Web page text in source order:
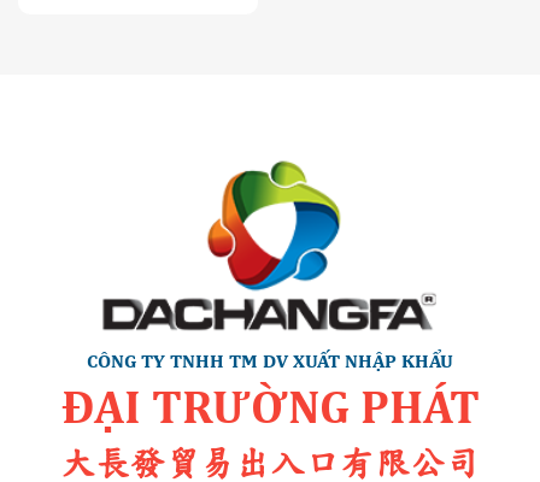
CÔNG TY TNHH TM DV XUẤT NHẬP KHẨU
ĐẠI TRƯỜNG PHÁT
大長發貿易出入口有限公司